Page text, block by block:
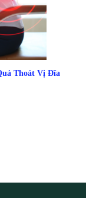
Thoát Vị Đĩa